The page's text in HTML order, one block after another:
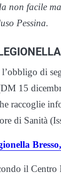
non facile
Pessina.
l’obbligo di
15
raccoglie
di Sanità
il